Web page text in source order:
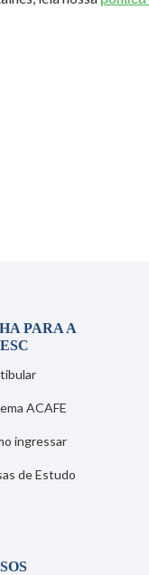
PARA A
ACAFE
ingressar
de Estudo